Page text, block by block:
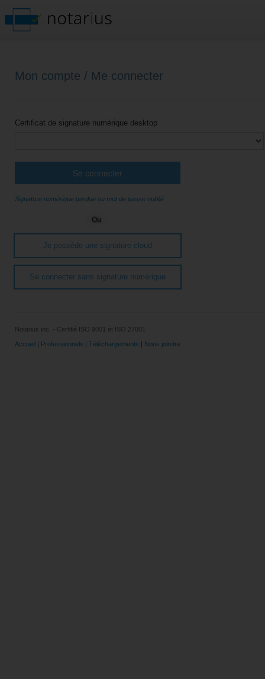
Mon compte / Me connecter
Certificat de signature numérique desktop
Se connecter
Signature numérique perdue ou mot de passe oublié
Ou
Je possède une signature cloud
Se connecter sans signature numérique
Notarius inc. - Certifié ISO 9001 et ISO 27001
Accueil | Professionnels | Téléchargements | Nous joindre